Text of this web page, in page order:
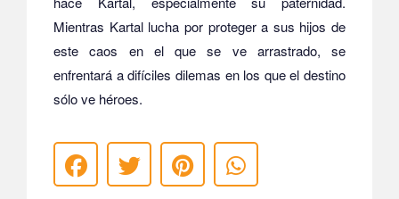
Mientras Kartal lucha por proteger a sus hijos de
este caos en el que se ve arrastrado, se
enfrentará a difíciles dilemas en los que el destino
sólo ve héroes.